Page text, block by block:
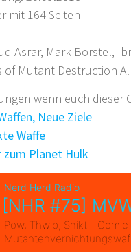
mit 164 Seiten
Asrar, Mark Borstel,
of Mutant Destruction
wenn euch dieser
Neue Ziele
Waffe
zum Planet Hulk